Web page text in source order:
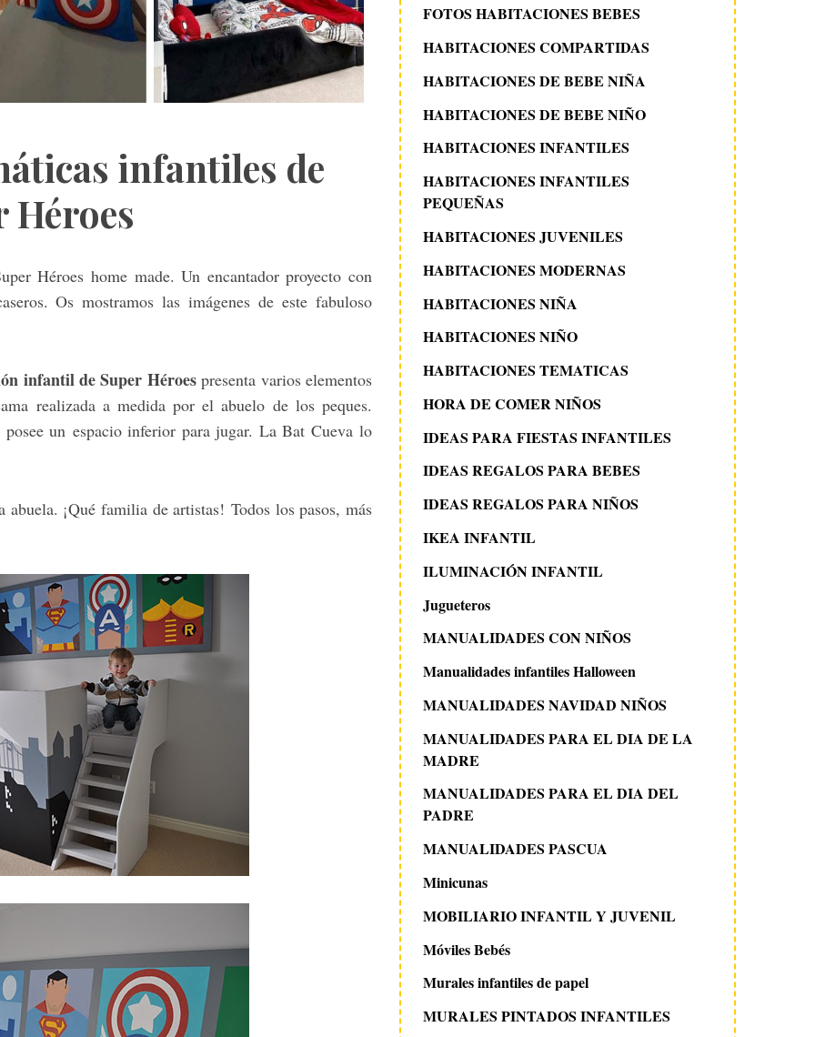
infantiles de
Héroes
Héroes home made. Un encantador proyecto con
Os mostramos las imágenes de este fabuloso
infantil de Super Héroespresenta varios elementos
realizada a medida por el abuelo de los peques.
un espacio inferior para jugar. La Bat Cueva lo
¡Qué familia de artistas! Todos los pasos, más
FOTOS HABITACIONES BEBES
HABITACIONES COMPARTIDAS
HABITACIONES DE BEBE NIÑA
HABITACIONES DE BEBE NIÑO
HABITACIONES INFANTILES
HABITACIONES INFANTILES
PEQUEÑAS
HABITACIONES JUVENILES
HABITACIONES MODERNAS
HABITACIONES NIÑA
HABITACIONES NIÑO
HABITACIONES TEMATICAS
HORA DE COMER NIÑOS
IDEAS PARA FIESTAS INFANTILES
IDEAS REGALOS PARA BEBES
IDEAS REGALOS PARA NIÑOS
IKEA INFANTIL
ILUMINACIÓN INFANTIL
Jugueteros
MANUALIDADES CON NIÑOS
Manualidades infantiles Halloween
MANUALIDADES NAVIDAD NIÑOS
MANUALIDADES PARA EL DIA DE LA
MADRE
MANUALIDADES PARA EL DIA DEL
PADRE
MANUALIDADES PASCUA
Minicunas
MOBILIARIO INFANTIL Y JUVENIL
Móviles Bebés
Murales infantiles de papel
MURALES PINTADOS INFANTILES